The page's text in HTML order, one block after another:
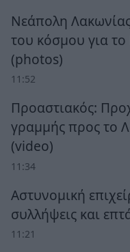
Νεάπολη
του κόσμου για
(photos)
11:52
Προαστιακός:
γραμμής προς το
(video)
11:34
Αστυνομική
συλλήψεις και
11:21